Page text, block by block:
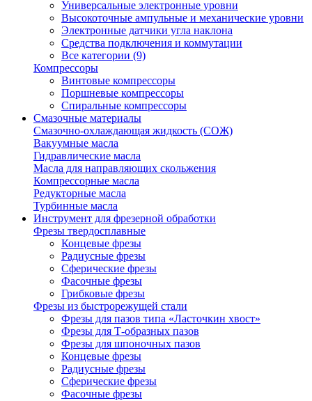
Универсальные электронные уровни
Высокоточные ампульные и механические уровни
Электронные датчики угла наклона
Средства подключения и коммутации
Все категории (9)
Компрессоры
Винтовые компрессоры
Поршневые компрессоры
Спиральные компрессоры
Смазочные материалы
Смазочно-охлаждающая жидкость (СОЖ)
Вакуумные масла
Гидравлические масла
Масла для направляющих скольжения
Компрессорные масла
Редукторные масла
Турбинные масла
Инструмент для фрезерной обработки
Фрезы твердосплавные
Концевые фрезы
Радиусные фрезы
Сферические фрезы
Фасочные фрезы
Грибковые фрезы
Фрезы из быстрорежущей стали
Фрезы для пазов типа «Ласточкин хвост»
Фрезы для Т-образных пазов
Фрезы для шпоночных пазов
Концевые фрезы
Радиусные фрезы
Сферические фрезы
Фасочные фрезы